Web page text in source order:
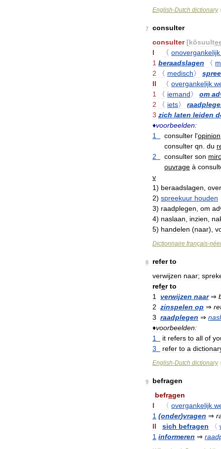
English-Dutch dictionary
7
consulter
consulter [kõsuult
I
〈 onovergankelijk
1 beraadslagen 〈
2
〈 medisch〉
II
〈 overgankelijk
1
〈 iemand〉 om
2
〈 iets〉
3 zich laten leiden
♦voorbeelden:
1
consulter l'opinion
consulter qn. du
2
consulter son
ouvrage à
v
1) beraadslagen,
2) spreekuur houden
3) raadplegen, om
4) naslaan, inzien,
5) handelen (naar),
Dictionnaire français-
8 refer to
verwijzen naar;
refer to
1 verwijzen naar⇒
2 zinspelen op ⇒
3 raadplegen ⇒
♦voorbeelden:
1
it refers to all of
3
refer to a
English-Dutch dictionary
9
befragen
befragen
I
〈 overgankelijk
1 (onder)vragen ⇒
II
sich befragen 〈
1 informeren ⇒